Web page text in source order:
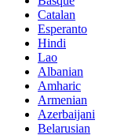
Catalan
Esperanto
Hindi
Lao
Albanian
Amharic
Armenian
Azerbaijani
Belarusian